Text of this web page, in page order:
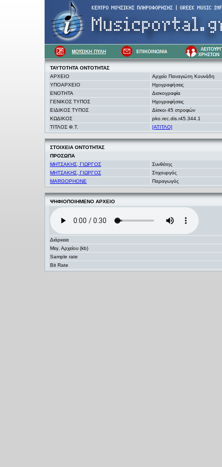
ΤΑΥΤΟΤΗΤΑ ΟΝΤΟΤΗΤΑΣ
ΑΡΧΕΙΟ
Αρχείο Παναγιώτη Κουνάδη
ΥΠΟΑΡΧΕΙΟ
Ηχογραφήσεις
ΕΝΟΤΗΤΑ
Δισκογραφία
ΓΕΝΙΚΟΣ ΤΥΠΟΣ
Ηχογραφήσεις
ΕΙΔΙΚΟΣ ΤΥΠΟΣ
Δίσκοι 45 στροφών
ΚΩΔΙΚΟΣ
pko.rec.dis.r45.344.1
ΤΙΤΛΟΣ Φ.Τ.
[ΑΤΙΤΛΟ]
ΣΤΟΙΧΕΙΑ ΟΝΤΟΤΗΤΑΣ
ΠΡΟΣΩΠΑ
ΜΗΤΣΑΚΗΣ, ΓΙΩΡΓΟΣ
Συνθέτης
ΜΗΤΣΑΚΗΣ, ΓΙΩΡΓΟΣ
Στιχουργός
MARGOPHONE
Παραγωγός
ΨΗΦΙΟΠΟΙΗΜΕΝΟ ΑΡΧΕΙΟ
Διάρκεια
Μεγ. Αρχείου (kb)
Sample rate
Bit Rate